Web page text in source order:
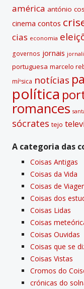
américa antónio
cinema contos
cias economia
governos jornais
portuguesa marcelo
míºsica notí­cias
polí­tica
romances
sócrates tejo
A categoria das
Coisas Antigas
Coisas da Vida
Coisas de
Coisas dos
Coisas Lidas
Coisas
Coisas Ouvidas
Coisas que se
Coisas Vistas
Cromos do
crónicas do